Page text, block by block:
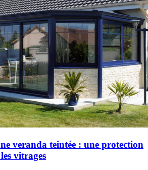
veranda teintée : une protection
vitrages